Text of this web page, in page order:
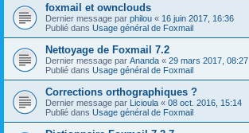
foxmail et ownclouds
Dernier message par philou « 16 juin 2017, 16:36
Publié dans Usage général de Foxmail
Nettoyage de Foxmail 7.2
Dernier message par Ananda « 29 mars 2017, 08:27
Publié dans Usage général de Foxmail
Corrections orthographiques ?
Dernier message par Licioula « 08 oct. 2016, 15:14
Publié dans Usage général de Foxmail